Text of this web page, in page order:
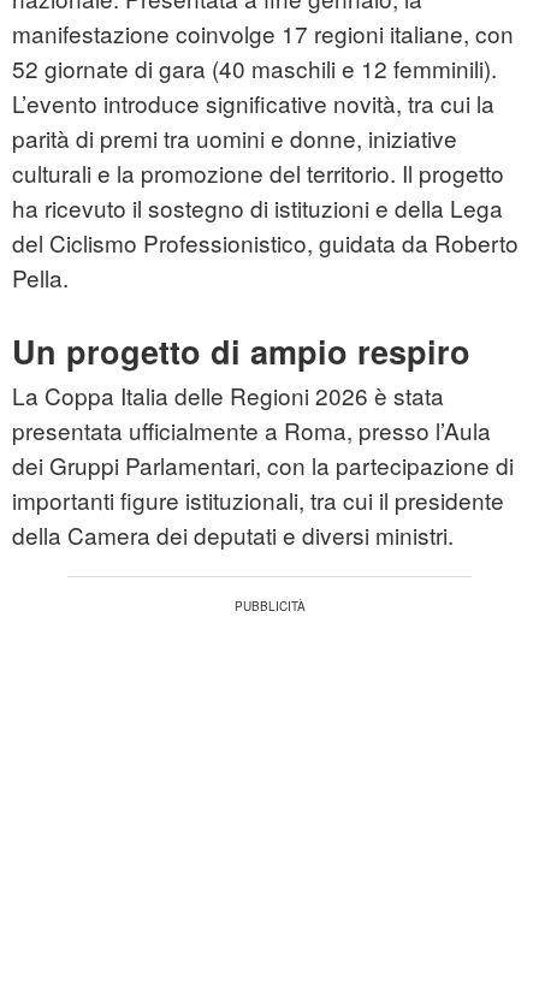
manifestazione coinvolge 17 regioni italiane, con
52 giornate di gara (40 maschili e 12 femminili).
L’evento introduce significative novità, tra cui la
parità di premi tra uomini e donne, iniziative
culturali e la promozione del territorio. Il progetto
ha ricevuto il sostegno di istituzioni e della Lega
del Ciclismo Professionistico, guidata da Roberto
Pella.
Un progetto di ampio respiro
La Coppa Italia delle Regioni 2026 è stata
presentata ufficialmente a Roma, presso l’Aula
dei Gruppi Parlamentari, con la partecipazione di
importanti figure istituzionali, tra cui il presidente
della Camera dei deputati e diversi ministri.